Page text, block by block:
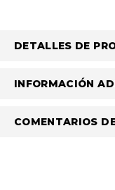
DETALLES DE
INFORMACIÓN
COMENTARIOS